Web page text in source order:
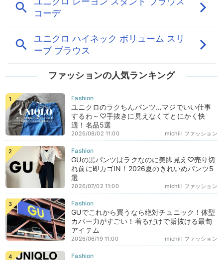
ファッションの人気ランキング
ユニクロのラクちんパンツ…マジでいい仕事
するわ～♡手抜きに見えなくてとにかく快
適！名品5選
michill ファッション
2026/08/02 11:00
GUの黒パンツはラクなのに美脚見え♡売り切
れ前に即カゴIN！2026夏のきれいめパンツ5
選
michill ファッション
2026/07/02 11:00
GUでこれから買うなら絶対チュニック！体型
カバー力がすごい！着るだけで垢抜ける最旬
アイテム
michill ファッション
2026/06/19 11:00